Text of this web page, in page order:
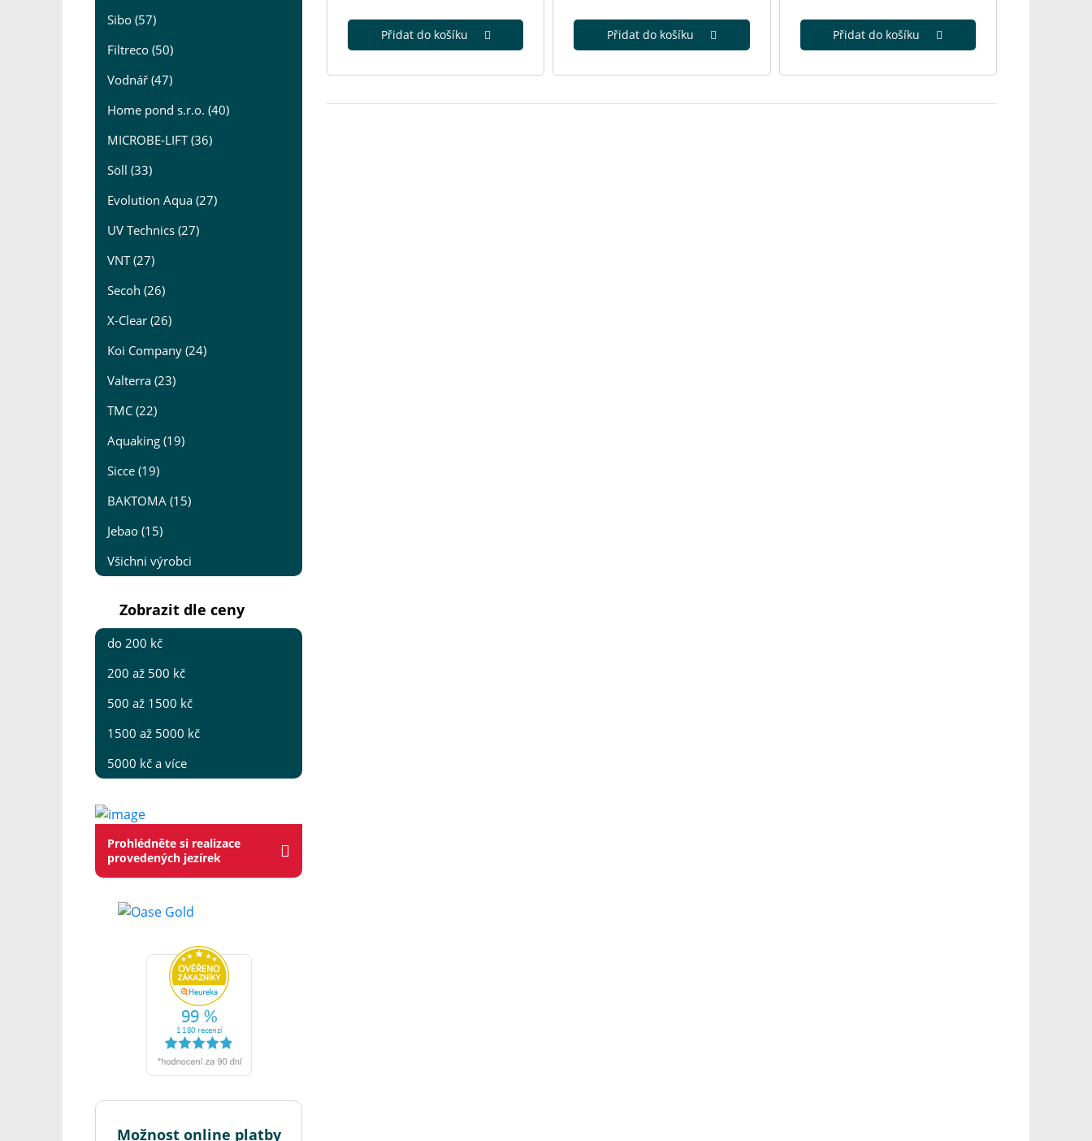
Sibo (57)
Filtreco (50)
Vodnář (47)
Home pond s.r.o. (40)
MICROBE-LIFT (36)
Söll (33)
Evolution Aqua (27)
UV Technics (27)
VNT (27)
Secoh (26)
X-Clear (26)
Koi Company (24)
Valterra (23)
TMC (22)
Aquaking (19)
Sicce (19)
BAKTOMA (15)
Jebao (15)
Všichni výrobci
Zobrazit dle ceny
do 200 kč
200 až 500 kč
500 až 1500 kč
1500 až 5000 kč
5000 kč a více
Prohlédněte si realizace
provedených jezírek
Možnost online platby
Přidat do košíku Přidat do košíku Přidat do košíku